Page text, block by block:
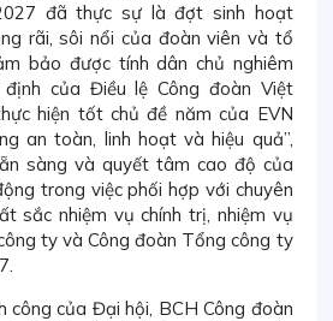
đã thực sự là đợt sinh hoạt
rãi, sôi nổi của đoàn viên và tổ
bảo được tính dân chủ nghiêm
của Điều lệ Công đoàn Việt
hiện tốt chủ đề năm của EVN
an toàn, linh hoạt và hiệu quả”,
sàng và quyết tâm cao độ của
trong việc phối hợp với chuyên
sắc nhiệm vụ chính trị, nhiệm vụ
ty và Công đoàn Tổng công ty
công của Đại hội, BCH Công đoàn